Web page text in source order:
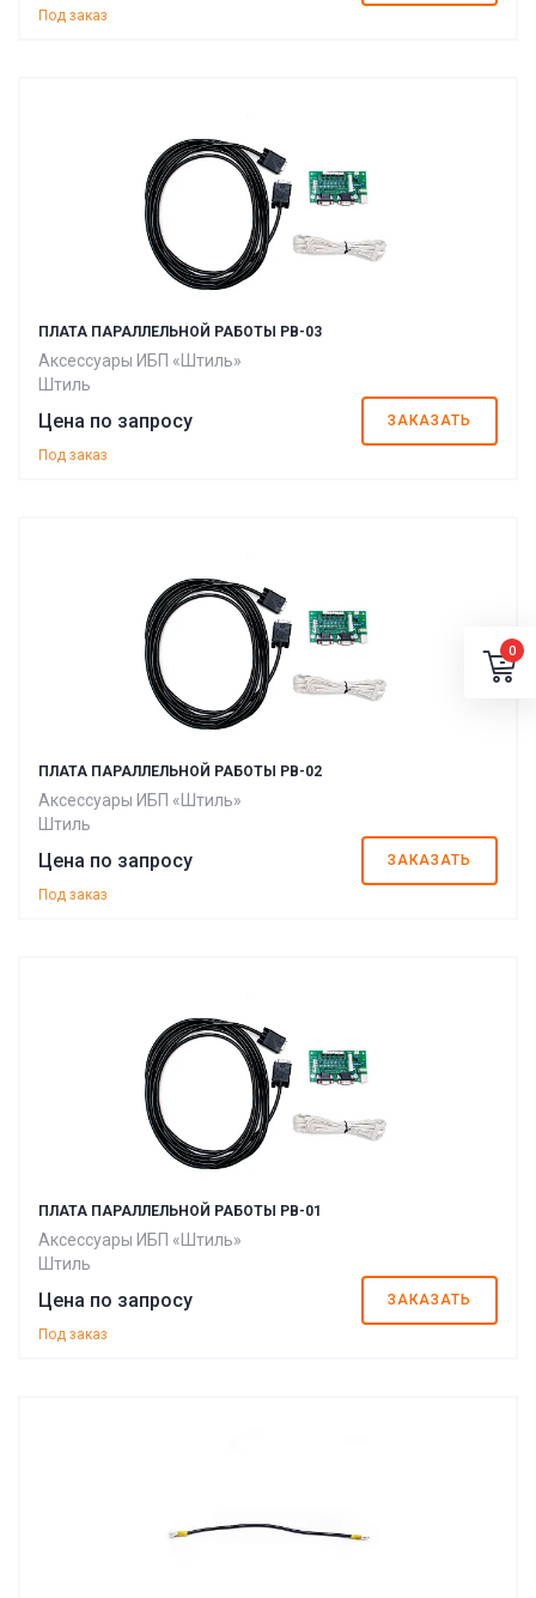
Под заказ
ПЛАТА ПАРАЛЛЕЛЬНОЙ РАБОТЫ PB-03
Аксессуары ИБП «Штиль»
Штиль
Цена по запросу ЗАКАЗАТЬ
Под заказ
ПЛАТА ПАРАЛЛЕЛЬНОЙ РАБОТЫ PB-02
Аксессуары ИБП «Штиль»
Штиль
Цена по запросу ЗАКАЗАТЬ
Под заказ
ПЛАТА ПАРАЛЛЕЛЬНОЙ РАБОТЫ PB-01
Аксессуары ИБП «Штиль»
Штиль
Цена по запросу ЗАКАЗАТЬ
Под заказ
0